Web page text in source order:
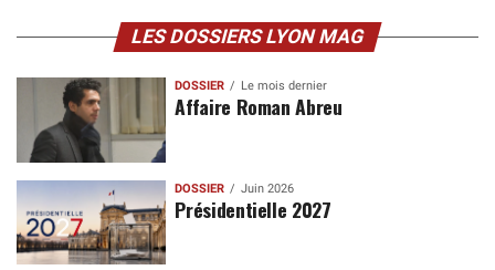
LES DOSSIERS LYON MAG
DOSSIER Le mois dernier
Affaire Roman Abreu
DOSSIER Juin 2026
Présidentielle 2027